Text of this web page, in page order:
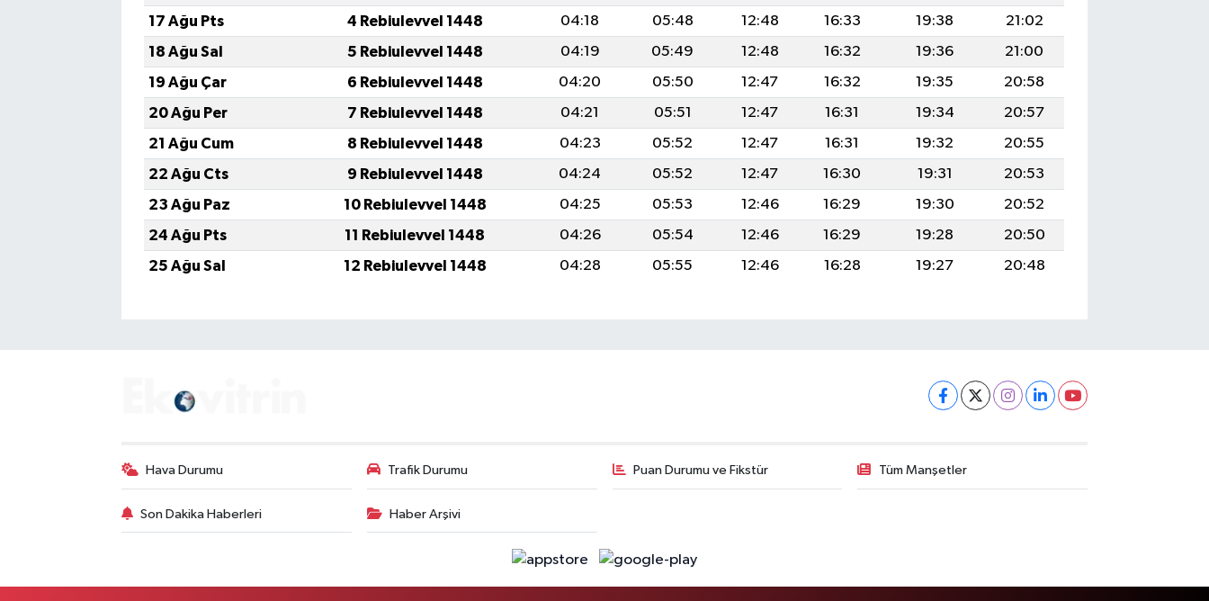
17 Ağu Pts
4 Rebiulevvel 1448 04:18 05:48 12:48 16:33 19:38
21:02
18 Ağu Sal
5 Rebiulevvel 1448 04:19 05:49 12:48 16:32 19:36
21:00
19 Ağu Çar
6 Rebiulevvel 1448 04:20 05:50 12:47 16:32 19:35
20:58
20 Ağu Per
7 Rebiulevvel 1448 04:21 05:51 12:47 16:31 19:34
20:57
21 Ağu Cum
8 Rebiulevvel 1448 04:23 05:52 12:47 16:31 19:32
20:55
22 Ağu Cts
9 Rebiulevvel 1448 04:24 05:52 12:47 16:30 19:31
20:53
23 Ağu Paz
10 Rebiulevvel 1448 04:25 05:53 12:46 16:29 19:30
20:52
24 Ağu Pts
11 Rebiulevvel 1448 04:26 05:54 12:46 16:29 19:28
20:50
25 Ağu Sal
12 Rebiulevvel 1448 04:28 05:55 12:46 16:28 19:27 20:48
Hava Durumu Trafik Durumu Puan Durumu ve Fikstür Tüm Manşetler
Son Dakika Haberleri Haber Arşivi